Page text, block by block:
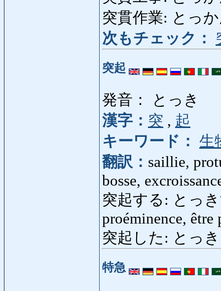
突貫作業: とっ
次もチェック：
突起
発音： とっき
漢字： 突 , 起
キーワード： 生
翻訳： saillie,
bosse,
突起する: とっ
proéminence, être
突起した: とっ
特急